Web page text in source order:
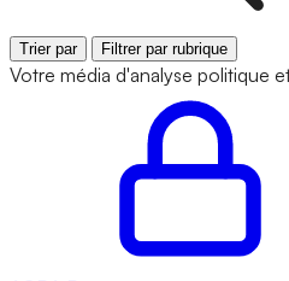
Trier par Filtrer par rubrique
Votre média d'analyse politique